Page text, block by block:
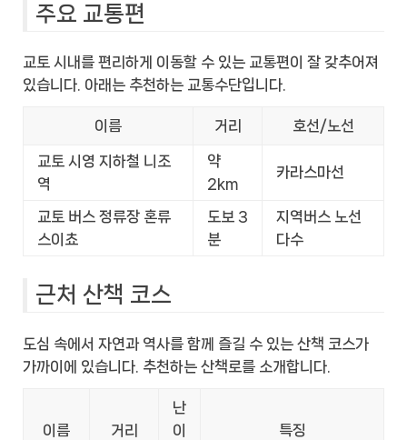
주요 교통편
교토 시내를 편리하게 이동할 수 있는 교통편이 잘 갖추어져
있습니다. 아래는 추천하는 교통수단입니다.
이름 거리 호선/노선
교토 시영 지하철 니조
역
약
2km
카라스마선
교토 버스 정류장 혼류
스이쵸
도보 3
분
지역버스 노선
다수
근처 산책 코스
도심 속에서 자연과 역사를 함께 즐길 수 있는 산책 코스가
가까이에 있습니다. 추천하는 산책로를 소개합니다.
이름 거리
난
이
특징